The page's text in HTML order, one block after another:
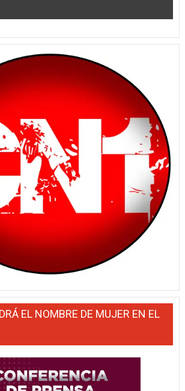
EL NOMBRE DE MUJER EN EL